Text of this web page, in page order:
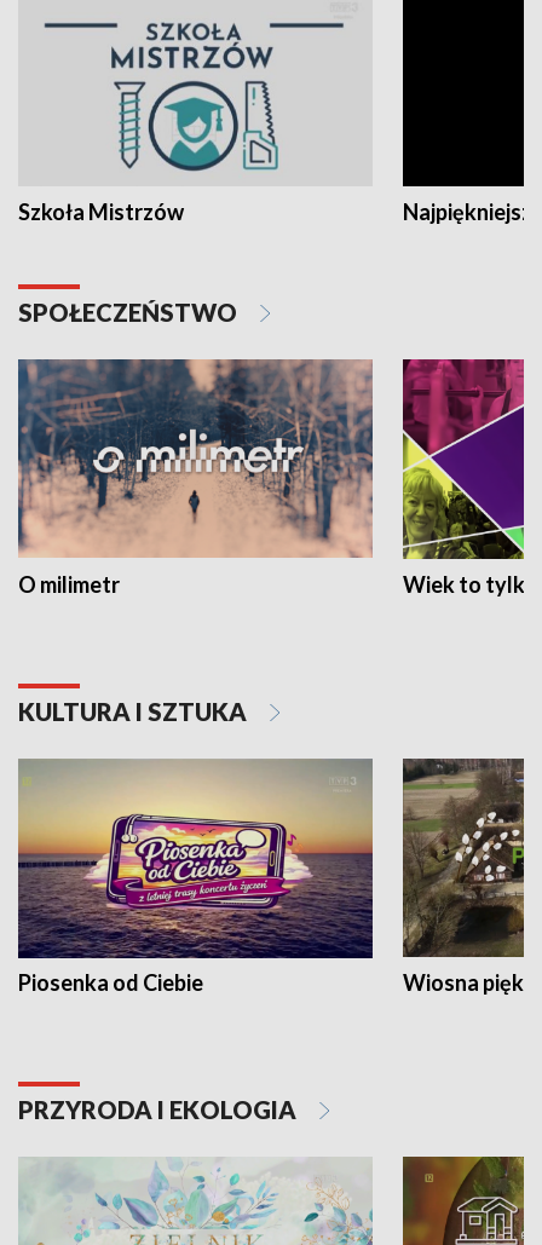
Szkoła Mistrzów
SPOŁECZEŃSTWO
O milimetr Wiek to tylko
KULTURA I SZTUKA
Piosenka od Ciebie Wiosna
PRZYRODA I EKOLOGIA